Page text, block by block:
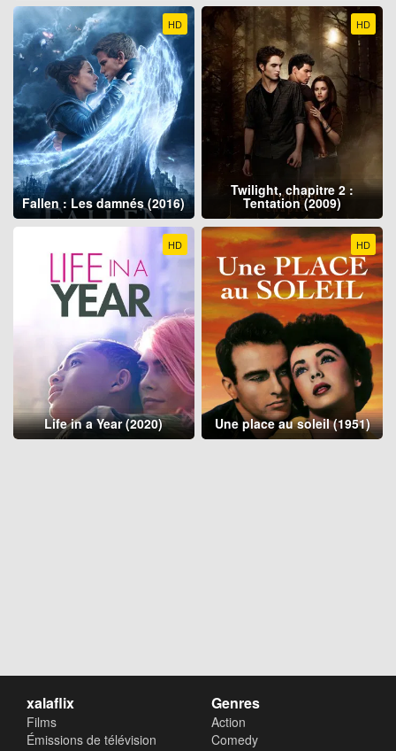
HD
Fallen : Les damnés (2016)
HD
Twilight, chapitre 2 :
Tentation (2009)
HD
Life in a Year (2020)
HD
Une place au soleil (1951)
xalaflix
Films
Émissions de télévision
Genres
Action
Comedy